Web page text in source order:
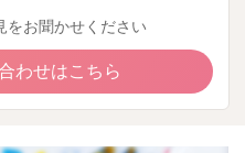
をお聞かせください
わせはこちら